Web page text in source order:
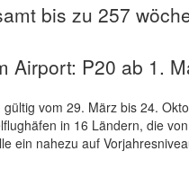
bis zu 257
Airport: P20 ab 1.
vom 29. März bis 24.
in 16 Ländern, die
ein nahezu auf